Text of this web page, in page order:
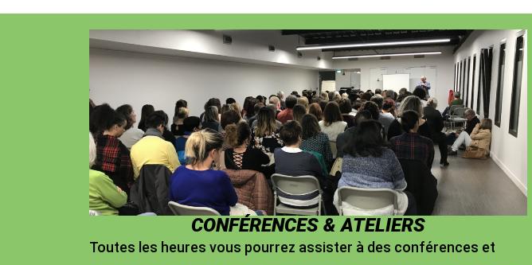
CONFÉRENCES & ATELIERS
Toutes les heures vous pourrez assister à des conférences et